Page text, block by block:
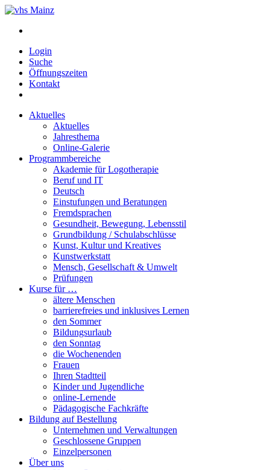
Login
Suche
Öffnungszeiten
Kontakt
Aktuelles
Aktuelles
Jahresthema
Online-Galerie
Programmbereiche
Akademie für Logotherapie
Beruf und IT
Deutsch
Einstufungen und Beratungen
Fremdsprachen
Gesundheit, Bewegung, Lebensstil
Grundbildung / Schulabschlüsse
Kunst, Kultur und Kreatives
Kunstwerkstatt
Mensch, Gesellschaft & Umwelt
Prüfungen
Kurse für …
ältere Menschen
barrierefreies und inklusives Lernen
den Sommer
Bildungsurlaub
den Sonntag
die Wochenenden
Frauen
Ihren Stadtteil
Kinder und Jugendliche
online-Lernende
Pädagogische Fachkräfte
Bildung auf Bestellung
Unternehmen und Verwaltungen
Geschlossene Gruppen
Einzelpersonen
Über uns